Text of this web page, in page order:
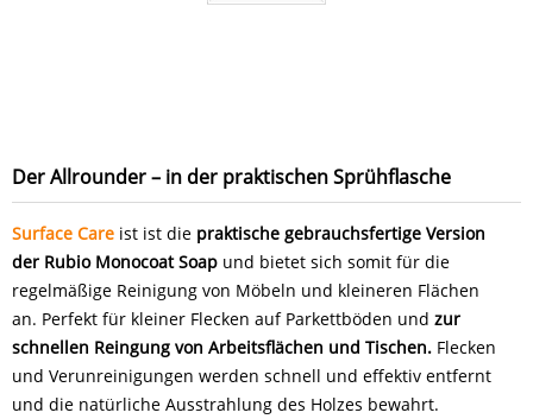
Der Allrounder – in der praktischen Sprühflasche
Surface Care ist ist die praktische gebrauchsfertige Version
der Rubio Monocoat Soap und bietet sich somit für die
regelmäßige Reinigung von Möbeln und kleineren Flächen
an. Perfekt für kleiner Flecken auf Parkettböden und zur
schnellen Reingung von Arbeitsflächen und Tischen. Flecken
und Verunreinigungen werden schnell und effektiv entfernt
und die natürliche Ausstrahlung des Holzes bewahrt.